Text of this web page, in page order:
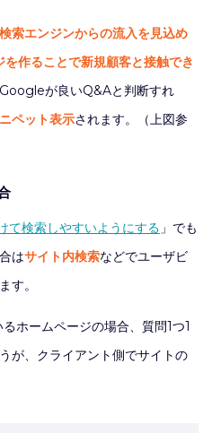
検索エンジンからの流入を見込め
作ることで新規顧客と接触でき
が良いQ&Aと判断すれ
ペット表示されます。（上図参
検索しやすいようにする 」でも
はサイト内検索などでユーザビ
す。
ホームページの場合、質問1つ1
が、クライアント側でサイトの